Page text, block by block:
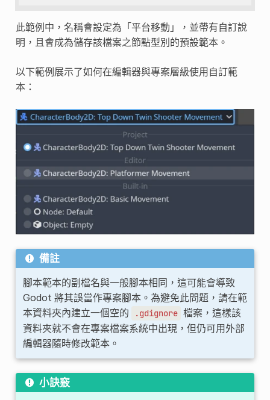
此範例中，名稱會設定為「平台移動」，並帶有自訂說
明，且會成為儲存該檔案之節點型別的預設範本。
以下範例展示了如何在編輯器與專案層級使用自訂範
本：
備註
腳本範本的副檔名與一般腳本相同，這可能會導致
Godot 將其誤當作專案腳本。為避免此問題，請在範
本資料夾內建立一個空的
.gdignore 檔案，這樣該
資料夾就不會在專案檔案系統中出現，但仍可用外部
編輯器隨時修改範本。
小訣竅